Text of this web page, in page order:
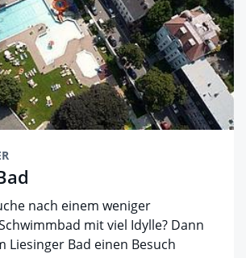
nach einem weniger
mit viel Idylle? Dann
Liesinger Bad einen Besuch